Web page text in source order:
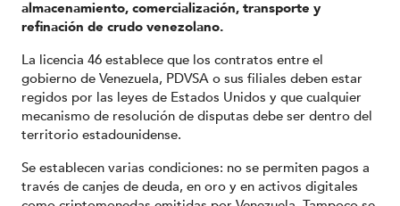
almacenamiento, comercialización, transporte y
refinación de crudo venezolano.
La licencia 46 establece que los contratos entre el
gobierno de Venezuela, PDVSA o sus filiales deben estar
regidos por las leyes de Estados Unidos y que cualquier
mecanismo de resolución de disputas debe ser dentro del
territorio estadounidense.
Se establecen varias condiciones: no se permiten pagos a
través de canjes de deuda, en oro y en activos digitales